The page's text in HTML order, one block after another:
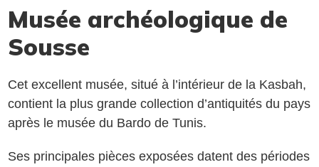
Musée archéologique de
Sousse
Cet excellent musée, situé à l’intérieur de la Kasbah,
contient la plus grande collection d’antiquités du pays
après le musée du Bardo de Tunis.
Ses principales pièces exposées datent des périodes